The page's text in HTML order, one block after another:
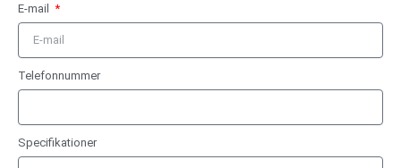
E-mail
Telefonnummer
Specifikationer